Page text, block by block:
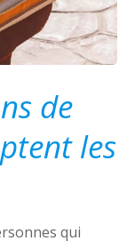
de
les
qui